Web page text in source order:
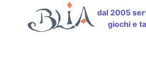
dal 2005
giochi e